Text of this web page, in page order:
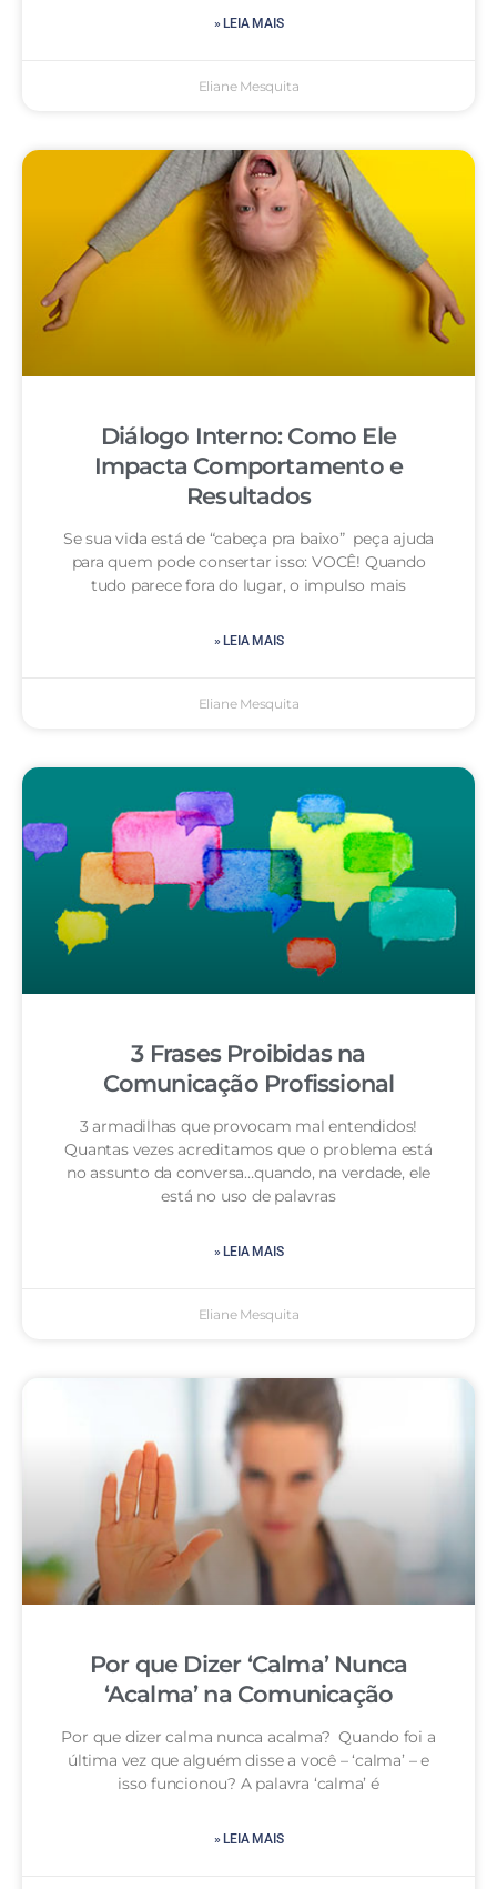
» LEIA MAIS
Eliane Mesquita
Diálogo Interno: Como Ele
Impacta Comportamento e
Resultados
Se sua vida está de “cabeça pra baixo” peça ajuda
para quem pode consertar isso: VOCÊ! Quando
tudo parece fora do lugar, o impulso mais
» LEIA MAIS
Eliane Mesquita
3 Frases Proibidas na
Comunicação Profissional
3 armadilhas que provocam mal entendidos!
Quantas vezes acreditamos que o problema está
no assunto da conversa…quando, na verdade, ele
está no uso de palavras
» LEIA MAIS
Eliane Mesquita
Por que Dizer ‘Calma’ Nunca
‘Acalma’ na Comunicação
Por que dizer calma nunca acalma? Quando foi a
última vez que alguém disse a você – ‘calma’ – e
isso funcionou? A palavra ‘calma’ é
» LEIA MAIS